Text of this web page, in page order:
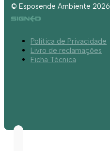
© Esposende Ambiente 2026
Política de Privacidade
Livro de reclamações
Ficha Técnica